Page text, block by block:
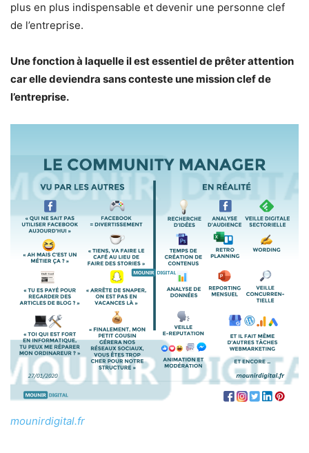
plus en plus indispensable et devenir une personne clef
de l’entreprise.
Une fonction à laquelle il est essentiel de prêter attention
car elle deviendra sans conteste une mission clef de
l’entreprise.
mounirdigital.fr